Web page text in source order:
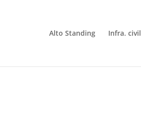
Alto Standing Infra. civil